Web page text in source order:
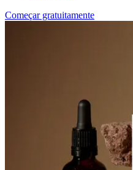
Começar gratuitamente